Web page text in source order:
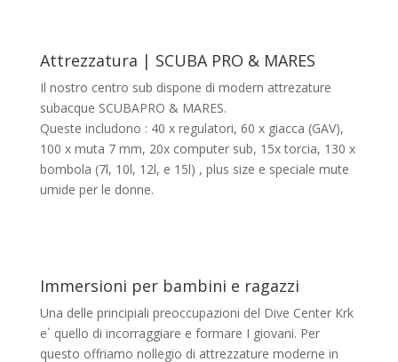
Attrezzatura | SCUBA PRO & MARES
Il nostro centro sub dispone di modern attrezature
subacque SCUBAPRO & MARES.
Queste includono : 40 x regulatori, 60 x giacca (GAV),
100 x muta 7 mm, 20x computer sub, 15x torcia, 130 x
bombola (7l, 10l, 12l, e 15l) , plus size e speciale mute
umide per le donne.
Immersioni per bambini e ragazzi
Una delle principiali preoccupazioni del Dive Center Krk
e` quello di incorraggiare e formare I giovani. Per
questo offriamo nollegio di attrezzature moderne in